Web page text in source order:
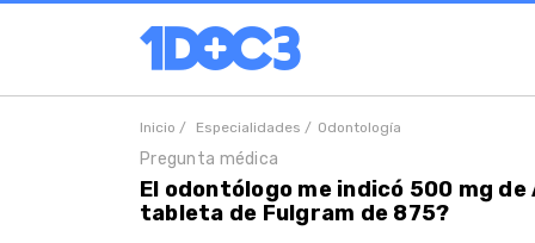
Inicio / Especialidades / Odontología
Pregunta médica
El odontólogo me indicó 500 mg
tableta de Fulgram de 875?